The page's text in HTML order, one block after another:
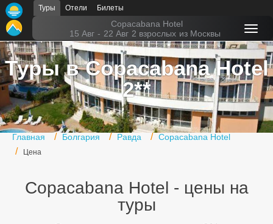
Туры Отели Билеты
Copacabana Hotel
15 Авг - 22 Авг 2 взрослых из Москвы
Туры в Copacabana Hotel
2**
Главная Болгария Равда Copacabana Hotel
Цена
Copacabana Hotel - цены на
туры
Главная
Горящие туры
Туры в Турцию
Туры в Египет
Туры в ОАЭ
Офис г. Москва
Подборки отелей